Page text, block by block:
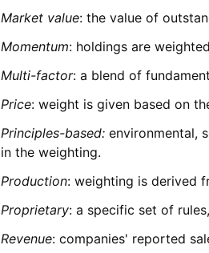
Market value: the value of
Momentum: holdings are
Multi-factor: a blend of
Price: weight is given based on
Principles-based: environmental,
in the weighting.
Production: weighting is derived
Proprietary: a specific set of
Revenue: companies' reported